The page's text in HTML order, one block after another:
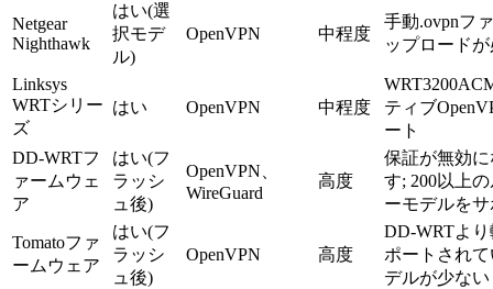
Netgear
Nighthawk
はい(選
択モデ
ル)
OpenVPN 中程度
手動.ovpnフ
ップロード
Linksys
WRTシリー
ズ
はい OpenVPN 中程度
ティブ
ート
DD-WRTフ
ァームウェ
ア
はい(フ
ラッシ
ュ後)
OpenVPN、
WireGuard
高度
保証が無効
す; 200以上
ーモデルを
Tomatoファ
ームウェア
はい(フ
ラッシ
ュ後)
OpenVPN 高度
DD-WRTよ
ポートされ
デルが少ない